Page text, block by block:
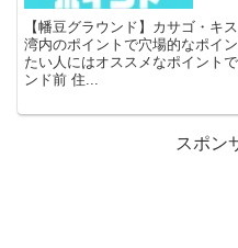
【幡豆グラウンド】カサゴ・キ
湾内のポイントで穴場的なポイ
たい人にはオススメなポイント
ンド前 住...
スポン